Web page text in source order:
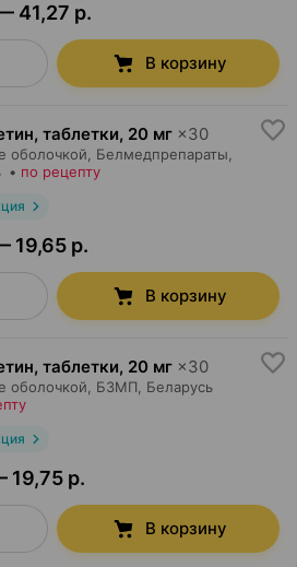
41,27 р.
В корзину
таблетки, 20 мг ×30
оболочкой, Белмедпрепараты
• по рецепту
19,65 р.
В корзину
таблетки, 20 мг ×30
оболочкой, БЗМП , Беларусь
19,75 р.
В корзину